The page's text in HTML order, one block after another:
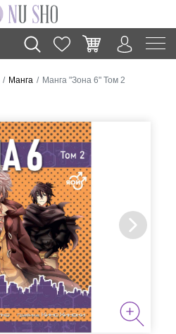
Манга Манга "Зона 6" Том 2